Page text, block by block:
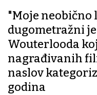
"Moje neobično
dugometražni
Wouterlooda
nagrađivanih
naslov
godina